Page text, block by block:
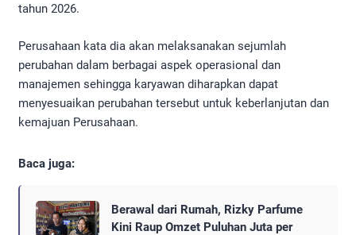
tahun 2026.
Perusahaan kata dia akan melaksanakan sejumlah
perubahan dalam berbagai aspek operasional dan
manajemen sehingga karyawan diharapkan dapat
menyesuaikan perubahan tersebut untuk keberlanjutan dan
kemajuan Perusahaan.
Baca juga:
Berawal dari Rumah, Rizky Parfume
Kini Raup Omzet Puluhan Juta per